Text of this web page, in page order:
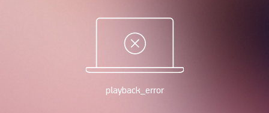
playback_error